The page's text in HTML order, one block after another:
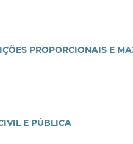
PROPORCIONAIS E
E PÚBLICA